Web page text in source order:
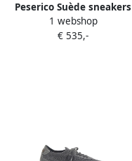
Peserico Suède sneakers
met vlakken Beige
1 webshop
€ 535,-